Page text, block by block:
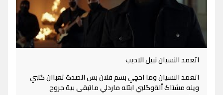
اتعمد النسيان نبيل الاديب
اتعمد النسيان وما احچي بسم فلان بس الصدگ تعباان گلبي
وينه مشتاگ ألةوگلبي ابتله ماردلي ماتبقى بية جروح